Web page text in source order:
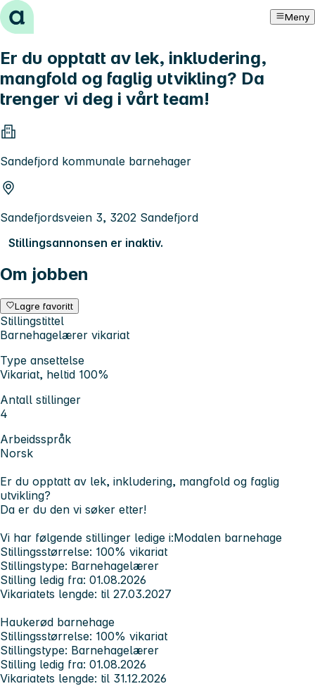
Hopp til innhold Meny
Er du opptatt av lek, inkludering,
mangfold og faglig utvikling? Da
trenger vi deg i vårt team!
Sandefjord kommunale barnehager
Sandefjordsveien 3, 3202 Sandefjord
Stillingsannonsen er inaktiv.
Om jobben
Lagre favoritt
Stillingstittel
Barnehagelærer vikariat
Type ansettelse
Vikariat, heltid 100%
Antall stillinger
4
Arbeidsspråk
Norsk
Er du opptatt av lek, inkludering, mangfold og faglig
utvikling?
Da er du den vi søker etter!
Vi har følgende stillinger ledige i:Modalen barnehage
Stillingsstørrelse: 100% vikariat
Stillingstype: Barnehagelærer
Stilling ledig fra: 01.08.2026
Vikariatets lengde: til 27.03.2027
Haukerød barnehage
Stillingsstørrelse: 100% vikariat
Stillingstype: Barnehagelærer
Stilling ledig fra: 01.08.2026
Vikariatets lengde: til 31.12.2026